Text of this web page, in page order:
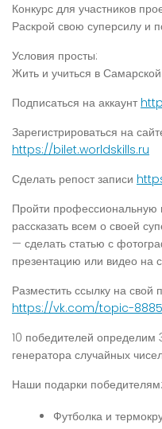
Конкурс для участников
Раскрой свою суперсилу и
Условия просты:
Жить и учиться в
Подписаться на аккаунт
Зарегистрироваться на
https://bilet.worldskills.ru
Сделать репост записи
Пройти профессиональную
рассказать всем о своей
— сделать статью с
презентацию или видео на
Разместить ссылку на свой
https://vk.com/topic-
10 победителей
генератора случайных
Наши подарки победителям:
Футболка и